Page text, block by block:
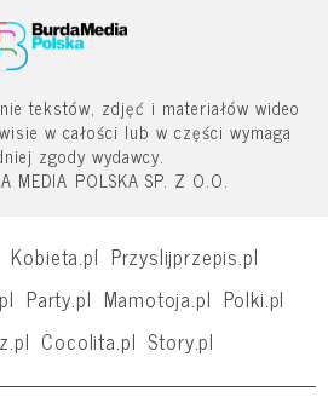
tekstów, zdjęć i materiałów wideo
w całości lub w części wymaga
zgody wydawcy.
MEDIA POLSKA SP. Z O.O.
Kobieta.pl Przyslijprzepis.pl
Party.pl Mamotoja.pl Polki.pl
Cocolita.pl Story.pl